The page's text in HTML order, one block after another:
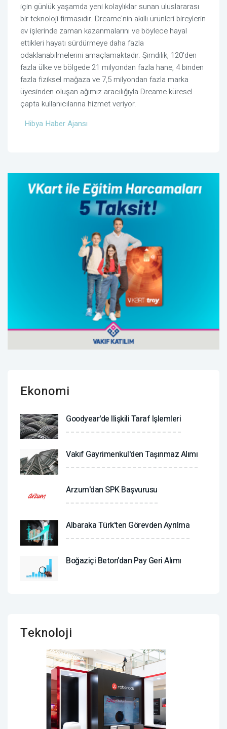
için günlük yaşamda yeni kolaylıklar sunan uluslararası
bir teknoloji firmasıdır. Dreame'nin akıllı ürünleri bireylerin
ev işlerinde zaman kazanmalarını ve böylece hayal
ettikleri hayatı sürdürmeye daha fazla
odaklanabilmelerini amaçlamaktadır. Şimdilik, 120'den
fazla ülke ve bölgede 21 milyondan fazla hane, 4 binden
fazla fiziksel mağaza ve 7,5 milyondan fazla marka
üyesinden oluşan ağımız aracılığıyla Dreame küresel
çapta kullanıcılarına hizmet veriyor.
Hibya Haber Ajansı
Ekonomi
Goodyear'de Ilişkili Taraf Işlemleri
Vakıf Gayrimenkul'den Taşınmaz Alımı
Arzum'dan SPK Başvurusu
Albaraka Türk'ten Görevden Ayrılma
Boğaziçi Beton’dan Pay Geri Alımı
Teknoloji